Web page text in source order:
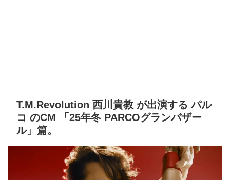
T.M.Revolution 西川貴教 が出演する パル
コ のCM 「25年冬 PARCOグランバザー
ル」篇。